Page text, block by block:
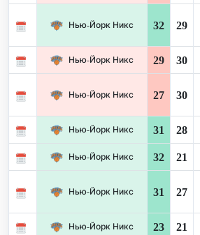
Нью-Йорк Никс 32 29
Нью-Йорк Никс 29 30
Нью-Йорк Никс 27 30
Нью-Йорк Никс 31 28
Нью-Йорк Никс 32 21
Нью-Йорк Никс 31 27
Нью-Йорк Никс 23 21